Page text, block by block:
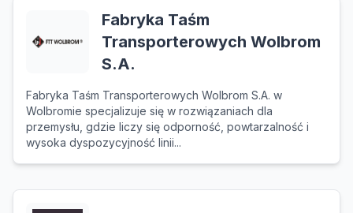
Fabryka Taśm
Transporterowych Wolbrom
S.A.
Fabryka Taśm Transporterowych Wolbrom S.A. w
Wolbromie specjalizuje się w rozwiązaniach dla
przemysłu, gdzie liczy się odporność, powtarzalność i
wysoka dyspozycyjność linii...